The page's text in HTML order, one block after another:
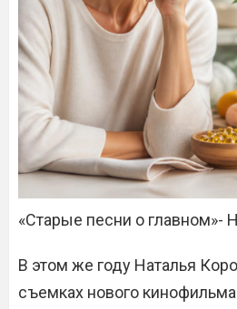
«Старые песни о главном»-
В этом же году Наталья
съемках нового